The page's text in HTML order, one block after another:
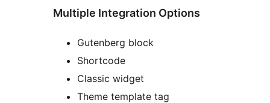
Multiple Integration Options
Gutenberg block
Shortcode
Classic widget
Theme template tag